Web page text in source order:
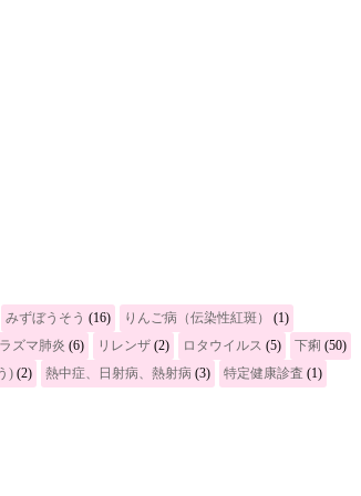
みずぼうそう (16) りんご病（伝染性紅斑）
(1)
ズマ肺炎 (6) リレンザ (2) ロタウイルス (5) 下痢 (50)
) (2) 熱中症、日射病、熱射病 (3) 特定健康診査 (1)